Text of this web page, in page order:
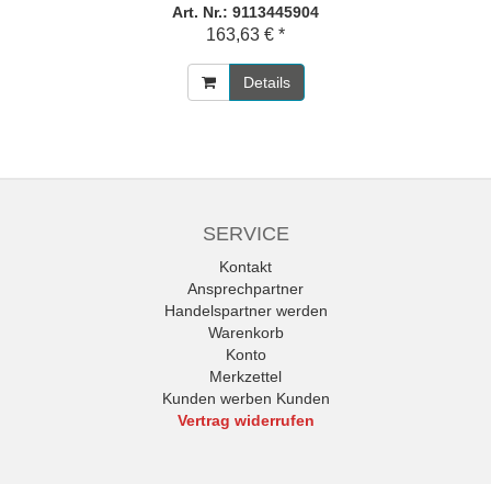
Art. Nr.: 9113445904
163,63 € *
Details
SERVICE
Kontakt
Ansprechpartner
Handelspartner werden
Warenkorb
Konto
Merkzettel
Kunden werben Kunden
Vertrag widerrufen